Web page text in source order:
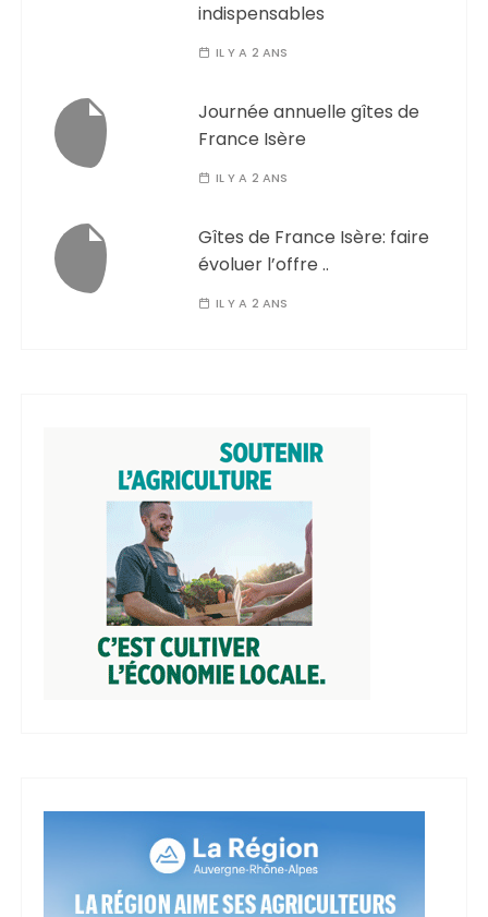
indispensables
IL Y A 2 ANS
Journée annuelle gîtes de
France Isère
IL Y A 2 ANS
Gîtes de France Isère: faire
évoluer l’offre ..
IL Y A 2 ANS